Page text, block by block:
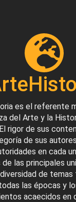
es el referente
del Arte y la
rigor de sus
de sus
en cada
las principales
de temas
las épocas y
acaecidos en